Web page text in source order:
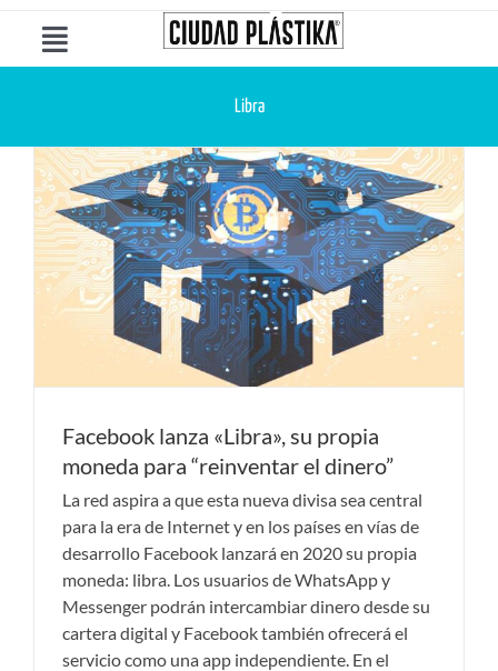
contenido
Toggle
Páginas Web
Web Hosting
Contáctanos
Libra
Facebook lanza «Libra», su propia
moneda para “reinventar el dinero”
La red aspira a que esta nueva divisa sea central
para la era de Internet y en los países en vías de
desarrollo Facebook lanzará en 2020 su propia
moneda: libra. Los usuarios de WhatsApp y
Messenger podrán intercambiar dinero desde su
cartera digital y Facebook también ofrecerá el
servicio como una app independiente. En el